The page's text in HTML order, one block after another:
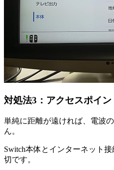
対処法3：アクセスポイ
単純に距離が遠ければ、電波
ん。
Switch本体とインターネット
切です。